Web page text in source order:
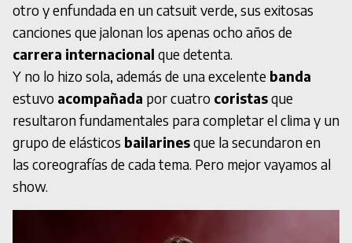
otro y enfundada en un catsuit verde, sus exitosas
canciones que jalonan los apenas ocho años de
carrera internacional que detenta.
Y no lo hizo sola, además de una excelente banda
estuvo acompañada por cuatro coristasque
resultaron fundamentales para completar el clima y un
grupo de elásticos bailarinesque la secundaron en
las coreografías de cada tema. Pero mejor vayamos al
show.